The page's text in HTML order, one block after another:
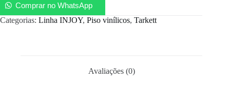
Comprar no WhatsApp
Categorias: Linha INJOY, Piso vinílicos, Tarkett
Avaliações (0)